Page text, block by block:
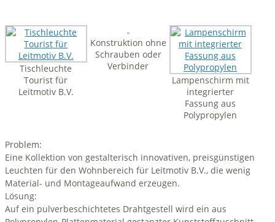
Tischleuchte
Tourist für
Leitmotiv B.V.
Konstruktion ohne
Schrauben oder
Verbinder
Lampenschirm mit
integrierter
Fassung aus
Polypropylen
Problem:
Eine Kollektion von gestalterisch innovativen, preisgünstigen
Leuchten für den Wohnbereich für Leitmotiv B.V., die wenig
Material- und Montageaufwand erzeugen.
Lösung:
Auf ein pulverbeschichtetes Drahtgestell wird ein aus